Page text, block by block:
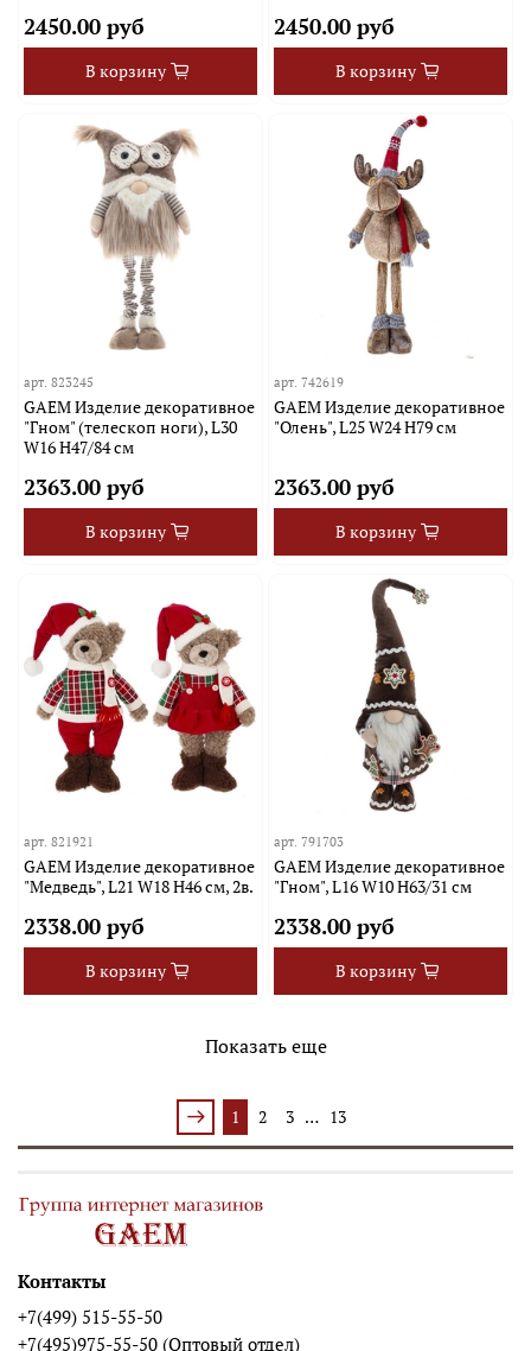
2450.00 руб
В корзину
2450.00 руб
В корзину
арт.823245
GAEM Изделие декоративное
"Гном" (телескоп ноги), L30
W16 H47/84 см
2363.00 руб
В корзину
арт. 742619
GAEM Изделие декоративное
"Олень", L25 W24 H79 см
2363.00 руб
В корзину
арт.821921
GAEM Изделие декоративное
"Медведь", L21 W18 H46 см, 2в.
2338.00 руб
В корзину
арт. 791703
GAEM Изделие декоративное
"Гном", L16 W10 H63/31 см
2338.00 руб
В корзину
Показать еще
1 2 3 … 13
Контакты
+7(499) 515-55-50
+7(495)975-55-50 (Оптовый отдел)